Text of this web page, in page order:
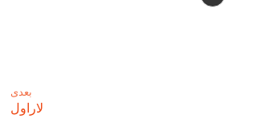
بعدی
لاراول